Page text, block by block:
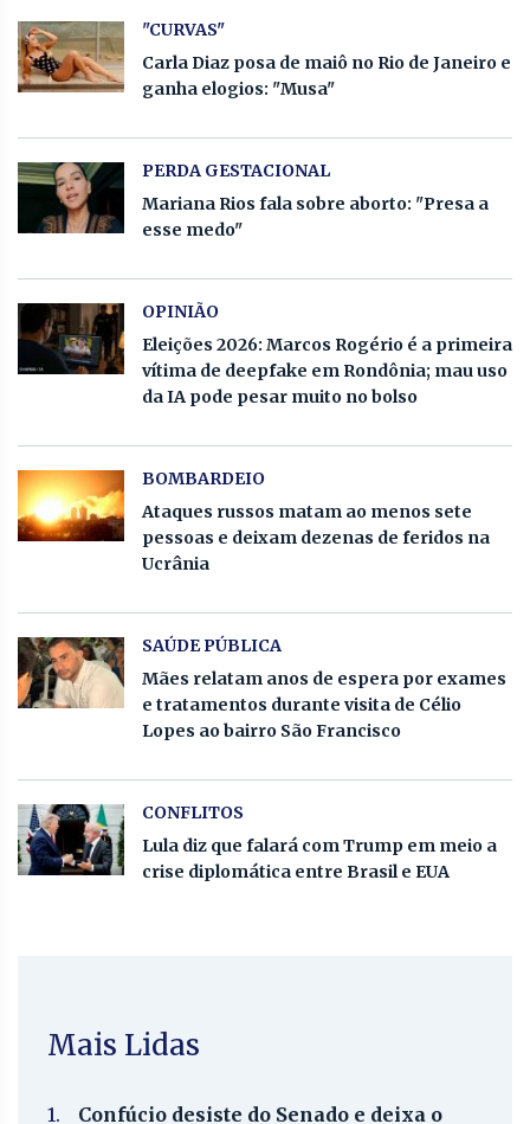
"CURVAS"
Carla Diaz posa de maiô no Rio de Janeiro e
ganha elogios: "Musa"
PERDA GESTACIONAL
Mariana Rios fala sobre aborto: "Presa a
esse medo"
OPINIÃO
Eleições 2026: Marcos Rogério é a primeira
vítima de deepfake em Rondônia; mau uso
da IA pode pesar muito no bolso
BOMBARDEIO
Ataques russos matam ao menos sete
pessoas e deixam dezenas de feridos na
Ucrânia
SAÚDE PÚBLICA
Mães relatam anos de espera por exames
e tratamentos durante visita de Célio
Lopes ao bairro São Francisco
CONFLITOS
Lula diz que falará com Trump em meio a
crise diplomática entre Brasil e EUA
Mais Lidas
1. Confúcio desiste do Senado e deixa o